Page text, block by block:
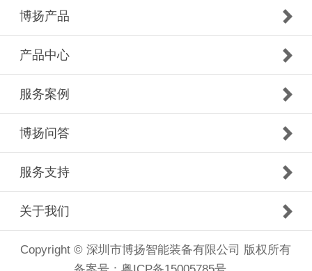
博扬产品
产品中心
服务案例
博扬问答
服务支持
关于我们
Copyright © 深圳市博扬智能装备有限公司 版权所有